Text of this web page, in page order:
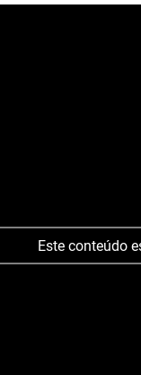
Este conteúdo